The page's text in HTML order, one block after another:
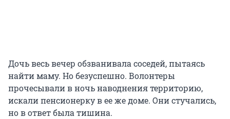
Дочь весь вечер обзванивала соседей, пытаясь
найти маму. Но безуспешно. Волонтеры
прочесывали в ночь наводнения территорию,
искали пенсионерку в ее же доме. Они стучались,
но в ответ была тишина.